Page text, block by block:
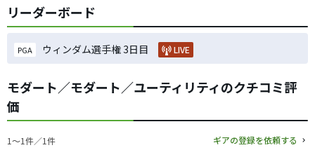
リーダーボード
PGA ウィンダム選手権 3日目 LIVE
モダート／モダート／ユーティリティのクチコミ評
価
1〜1件／1件 ギアの登録を依頼する